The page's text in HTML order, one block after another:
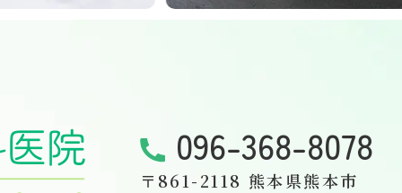
096-368-8078
〒861-2118 熊本県熊本市